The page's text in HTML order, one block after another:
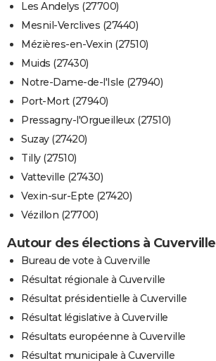
Les Andelys (27700)
Mesnil-Verclives (27440)
Mézières-en-Vexin (27510)
Muids (27430)
Notre-Dame-de-l'Isle (27940)
Port-Mort (27940)
Pressagny-l'Orgueilleux (27510)
Suzay (27420)
Tilly (27510)
Vatteville (27430)
Vexin-sur-Epte (27420)
Vézillon (27700)
Autour des élections à Cuverville
Bureau de vote à Cuverville
Résultat régionale à Cuverville
Résultat présidentielle à Cuverville
Résultat législative à Cuverville
Résultats européenne à Cuverville
Résultat municipale à Cuverville